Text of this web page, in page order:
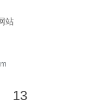
站
13